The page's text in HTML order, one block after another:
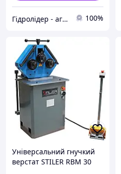
Гідролідер - агротехніка, промислове та будівельне обладнання 100%
Універсальний гнучкий
верстат STILER RBM 30